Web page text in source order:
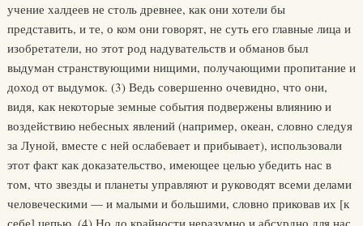
учение халдеев не столь древнее, как они хотели бы
представить, и те, о ком они говорят, не суть его главные лица и
изобретатели, но этот род надувательств и обманов был
выдуман странствующими нищими, получающими пропитание и
доход от выдумок. (3) Ведь совершенно очевидно, что они,
видя, как некоторые земные события подвержены влиянию и
воздействию небесных явлений (например, океан, словно следуя
за Луной, вместе с ней ослабевает и прибывает), использовали
этот факт как доказательство, имеющее целью убедить нас в
том, что звезды и планеты управляют и руководят всеми делами
человеческими — и малыми и большими, словно приковав их [к
себе] цепью. (4) Но до крайности неразумно и абсурдно для нас